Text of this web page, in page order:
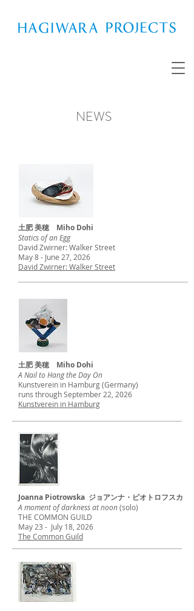
NEWS
土肥 美穂 Miho Dohi
Statics of an Egg
David Zwirner: Walker Street
May 8 - June 27, 2026
David Zwirner: Walker Street
土肥 美穂 Miho Dohi
A Nail to Hang the Day On
Kunstverein in Hamburg (Germany)
runs through September 22, 2026
Kunstverein in Hamburg
Joanna Piotrowska ジョアンナ・ピオトロフスカ
A moment of darkness at noon(solo)
THE COMMON GUILD
May 23 - July 18, 2026
The Common Guild